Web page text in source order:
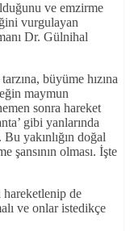
ve emzirme
vurgulayan
Dr. Gülnihal
büyüme hızına
maymun
sonra hareket
gibi yanlarında
yakınlığın doğal
şansının olması. İşte
de
ve onlar istedikçe